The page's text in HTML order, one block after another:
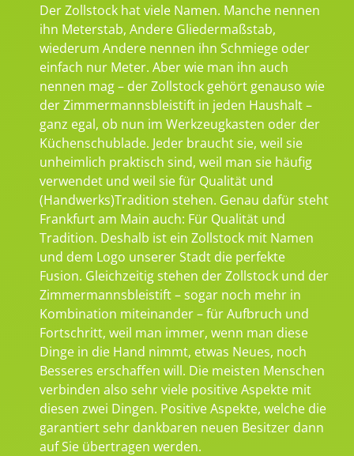
Der Zollstock hat viele Namen. Manche nennen
ihn Meterstab, Andere Gliedermaßstab,
wiederum Andere nennen ihn Schmiege oder
einfach nur Meter. Aber wie man ihn auch
nennen mag – der Zollstock gehört genauso wie
der Zimmermannsbleistift in jeden Haushalt –
ganz egal, ob nun im Werkzeugkasten oder der
Küchenschublade. Jeder braucht sie, weil sie
unheimlich praktisch sind, weil man sie häufig
verwendet und weil sie für Qualität und
(Handwerks)Tradition stehen. Genau dafür steht
Frankfurt am Main auch: Für Qualität und
Tradition. Deshalb ist ein Zollstock mit Namen
und dem Logo unserer Stadt die perfekte
Fusion. Gleichzeitig stehen der Zollstock und der
Zimmermannsbleistift – sogar noch mehr in
Kombination miteinander – für Aufbruch und
Fortschritt, weil man immer, wenn man diese
Dinge in die Hand nimmt, etwas Neues, noch
Besseres erschaffen will. Die meisten Menschen
verbinden also sehr viele positive Aspekte mit
diesen zwei Dingen. Positive Aspekte, welche die
garantiert sehr dankbaren neuen Besitzer dann
auf Sie übertragen werden.